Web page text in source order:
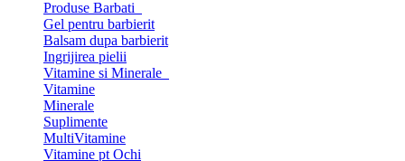
Produse Barbati
Gel pentru barbierit
Balsam dupa barbierit
Ingrijirea pielii
Vitamine si Minerale
Vitamine
Minerale
Suplimente
MultiVitamine
Vitamine pt Ochi